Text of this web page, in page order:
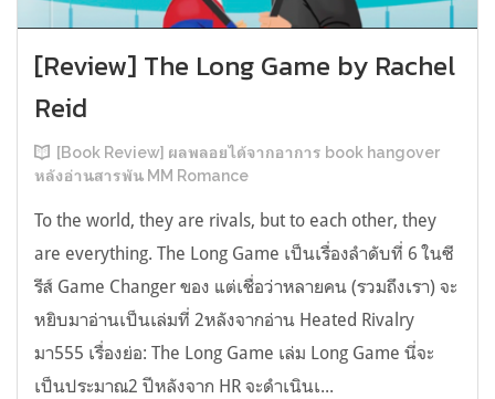
[Review] The Long Game by Rachel
Reid
[Book Review] ผลพลอยได้จากอาการ book hangover
หลังอ่านสารพัน MM Romance
To the world, they are rivals, but to each other, they
are everything. The Long Game เป็นเรื่องลำดับที่ 6 ในซี
รีส์ Game Changer ของ แต่เชื่อว่าหลายคน (รวมถึงเรา) จะ
หยิบมาอ่านเป็นเล่มที่ 2หลังจากอ่าน Heated Rivalry
มา555 เรื่องย่อ: The Long Game เล่ม Long Game นี่จะ
เป็นประมาณ2 ปีหลังจาก HR จะดำเนินเ...